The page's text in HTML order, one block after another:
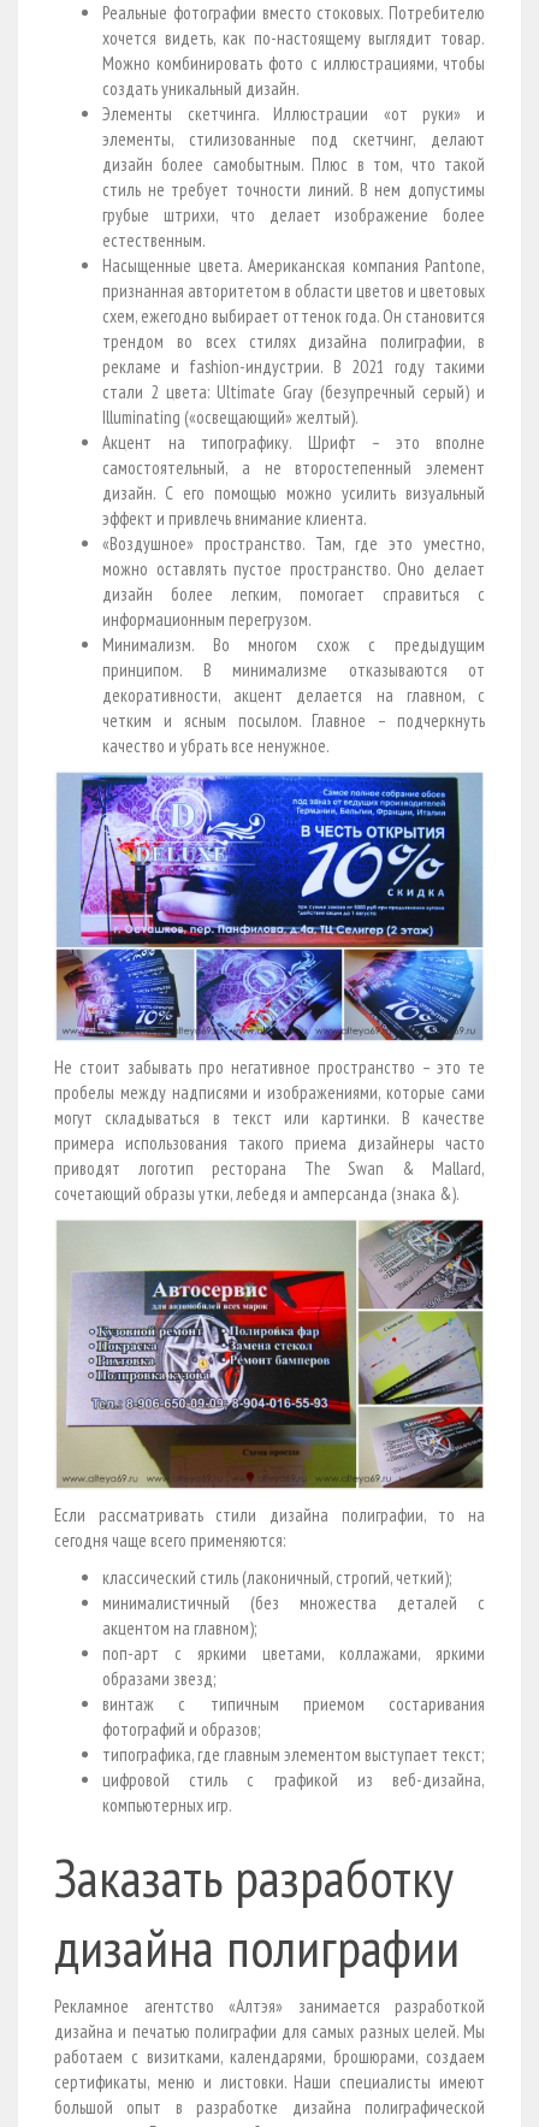
Реальные фотографии вместо стоковых. Потребителю
хочется видеть, как по-настоящему выглядит товар.
Можно комбинировать фото с иллюстрациями, чтобы
создать уникальный дизайн.
Элементы скетчинга. Иллюстрации «от руки» и
элементы, стилизованные под скетчинг, делают
дизайн более самобытным. Плюс в том, что такой
стиль не требует точности линий. В нем допустимы
грубые штрихи, что делает изображение более
естественным.
Насыщенные цвета. Американская компания Pantone,
признанная авторитетом в области цветов и цветовых
схем, ежегодно выбирает оттенок года. Он становится
трендом во всех стилях дизайна полиграфии, в
рекламе и fashion-индустрии. В 2021 году такими
стали 2 цвета: Ultimate Gray (безупречный серый) и
Illuminating («освещающий» желтый).
Акцент на типографику. Шрифт – это вполне
самостоятельный, а не второстепенный элемент
дизайн. С его помощью можно усилить визуальный
эффект и привлечь внимание клиента.
«Воздушное» пространство. Там, где это уместно,
можно оставлять пустое пространство. Оно делает
дизайн более легким, помогает справиться с
информационным перегрузом.
Минимализм. Во многом схож с предыдущим
принципом. В минимализме отказываются от
декоративности, акцент делается на главном, с
четким и ясным посылом. Главное – подчеркнуть
качество и убрать все ненужное.
Не стоит забывать про негативное пространство – это те
пробелы между надписями и изображениями, которые сами
могут складываться в текст или картинки. В качестве
примера использования такого приема дизайнеры часто
приводят логотип ресторана The Swan & Mallard,
сочетающий образы утки, лебедя и амперсанда (знака &).
Если рассматривать стили дизайна полиграфии, то на
сегодня чаще всего применяются:
классический стиль (лаконичный, строгий, четкий);
минималистичный (без множества деталей с
акцентом на главном);
поп-арт с яркими цветами, коллажами, яркими
образами звезд;
винтаж с типичным приемом состаривания
фотографий и образов;
типографика, где главным элементом выступает текст;
цифровой стиль с графикой из веб-дизайна,
компьютерных игр.
Заказать разработку
дизайна полиграфии
Рекламное агентство «Алтэя» занимается разработкой
дизайна и печатью полиграфии для самых разных целей. Мы
работаем с визитками, календарями, брошюрами, создаем
сертификаты, меню и листовки. Наши специалисты имеют
большой опыт в разработке дизайна полиграфической